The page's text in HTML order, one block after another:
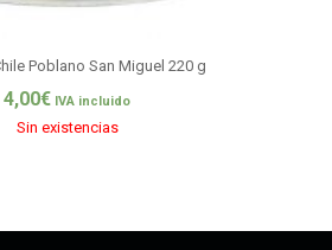
Poblano San Miguel 220 g
4,00€ IVA incluido
Sin existencias